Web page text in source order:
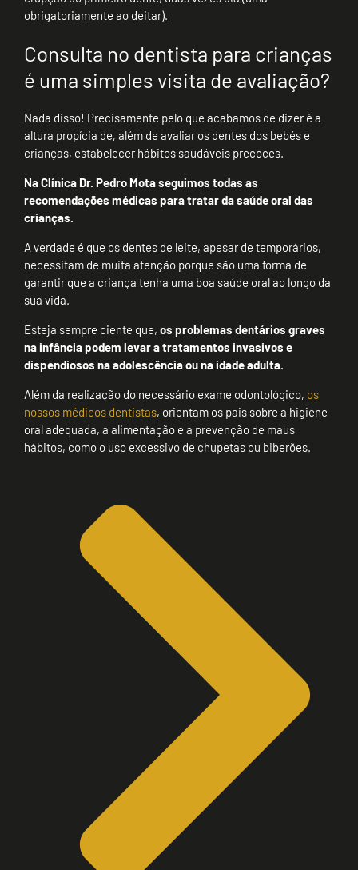
obrigatoriamente ao deitar).
Consulta no dentista para crianças
é uma simples visita de avaliação?
Nada disso! Precisamente pelo que acabamos de dizer é a
altura propícia de, além de avaliar os dentes dos bebés e
crianças, estabelecer hábitos saudáveis precoces.
Na Clínica Dr. Pedro Mota seguimos todas as
recomendações médicas para tratar da saúde oral das
crianças.
A verdade é que os dentes de leite, apesar de temporários,
necessitam de muita atenção porque são uma forma de
garantir que a criança tenha uma boa saúde oral ao longo da
sua vida.
Esteja sempre ciente que, os problemas dentários graves
na infância podem levar a tratamentos invasivos e
dispendiosos na adolescência ou na idade adulta.
Além da realização do necessário exame odontológico, os
nossos médicos dentistas, orientam os pais sobre a higiene
oral adequada, a alimentação e a prevenção de maus
hábitos, como o uso excessivo de chupetas ou biberões.